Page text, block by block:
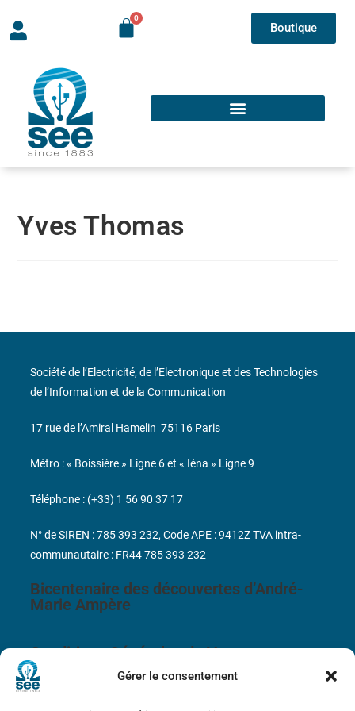
Gérer le consentement
Boutique
Yves Thomas
Bicentenaire des découvertes d’André-
Marie Ampère
Conditions Générales de Vente
Société de l’Electricité, de l’Electronique et des Technologies
de l’Information et de la Communication
17 rue de l’Amiral Hamelin 75116 Paris
Métro : « Boissière » Ligne 6 et « Iéna » Ligne 9
Téléphone : (+33) 1 56 90 37 17
N° de SIREN : 785 393 232, Code APE : 9412Z TVA intra-
communautaire : FR44 785 393 232